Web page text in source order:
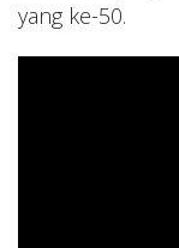
yang ke-50.